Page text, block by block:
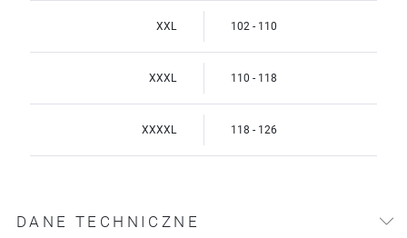
XXL 102 - 110
XXXL 110 - 118
XXXXL 118 - 126
DANE TECHNICZNE